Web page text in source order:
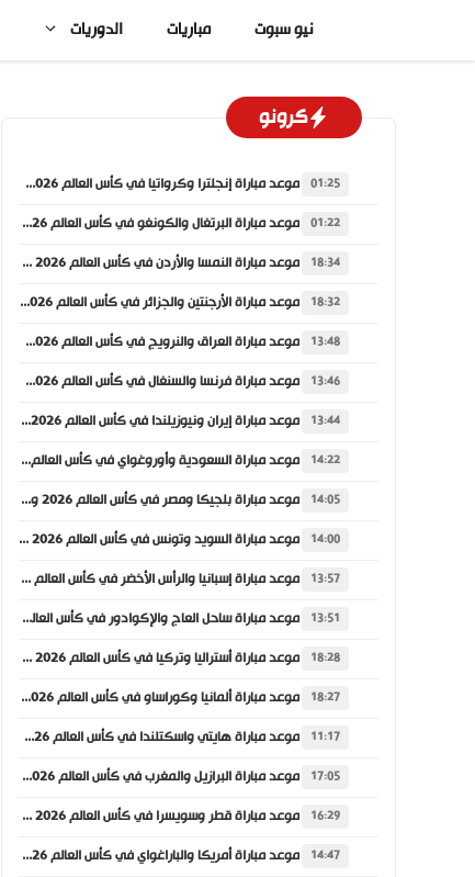
المحتوى
نيو سبوت مباريات الدوريات
كرونو
01:25 موعد مباراة إنجلترا وكرواتيا في كأس العالم 2026 والقنوات الناقلة
01:22 موعد مباراة البرتغال والكونغو في كأس العالم 2026 والقنوات الناقلة
18:34 موعد مباراة النمسا والأردن في كأس العالم 2026 والقنوات الناقلة
18:32 موعد مباراة الأرجنتين والجزائر في كأس العالم 2026 والقنوات الناقلة
13:48 موعد مباراة العراق والنرويج في كأس العالم 2026 والقنوات الناقلة
13:46 موعد مباراة فرنسا والسنغال في كأس العالم 2026 والقنوات الناقلة
13:44 موعد مباراة إيران ونيوزيلندا في كأس العالم 2026 والقنوات الناقلة
14:22 موعد مباراة السعودية وأوروغواي في كأس العالم 2026 والقنوات الناقلة
14:05 موعد مباراة بلجيكا ومصر في كأس العالم 2026 والقنوات الناقلة
14:00 موعد مباراة السويد وتونس في كأس العالم 2026 والقنوات الناقلة
13:57 موعد مباراة إسبانيا والرأس الأخضر في كأس العالم 2026 والقنوات الناقلة
13:51 موعد مباراة ساحل العاج والإكوادور في كأس العالم 2026 والقنوات الناقلة
18:28 موعد مباراة أستراليا وتركيا في كأس العالم 2026 والقنوات الناقلة
18:27 موعد مباراة ألمانيا وكوراساو في كأس العالم 2026 والقنوات الناقلة
11:17 موعد مباراة هايتي واسكتلندا في كأس العالم 2026 والقنوات الناقلة
17:05 موعد مباراة البرازيل والمغرب في كأس العالم 2026 والقنوات الناقلة
16:29 موعد مباراة قطر وسويسرا في كأس العالم 2026 والقنوات الناقلة
14:47 موعد مباراة أمريكا والباراغواي في كأس العالم 2026 والقنوات الناقلة